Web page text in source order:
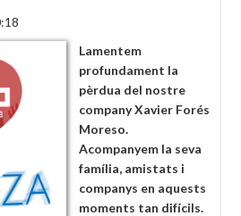
Lamentem
profundament la
pèrdua del nostre
company Xavier Forés
Moreso.
Acompanyem la seva
família, amistats i
companys en aquests
moments tan difícils.